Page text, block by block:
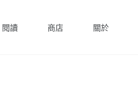
閱讀 商店 關於